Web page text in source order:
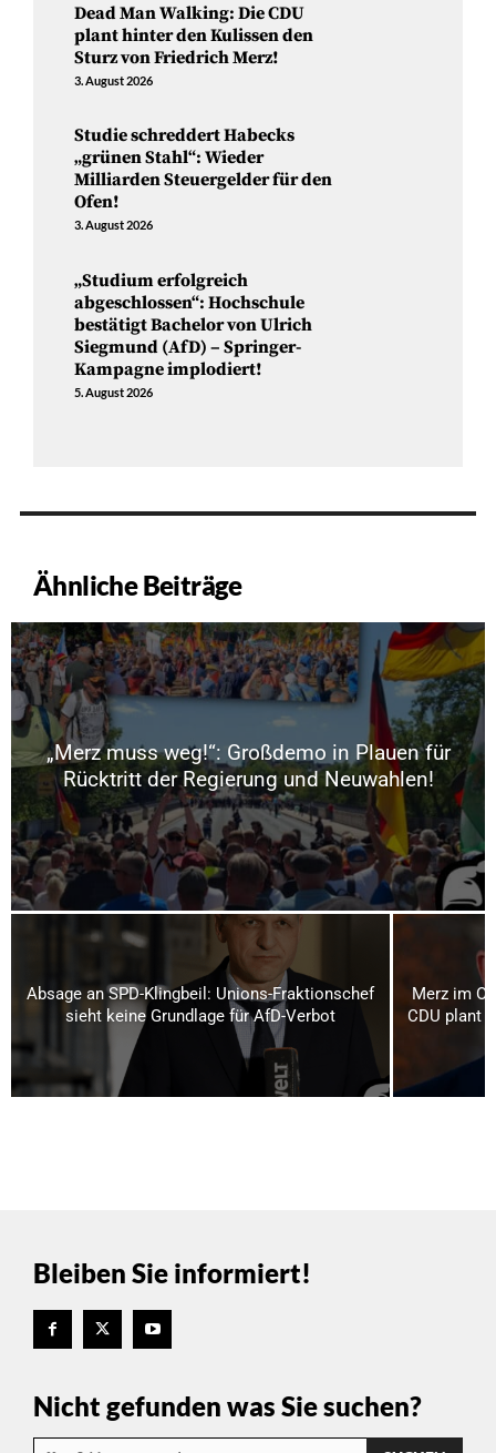
Dead Man Walking: Die CDU
plant hinter den Kulissen den
Sturz von Friedrich Merz!
3. August 2026
Studie schreddert Habecks
„grünen Stahl“: Wieder
Milliarden Steuergelder für den
Ofen!
3. August 2026
„Studium erfolgreich
abgeschlossen“: Hochschule
bestätigt Bachelor von Ulrich
Siegmund (AfD) – Springer-
Kampagne implodiert!
5. August 2026
Ähnliche Beiträge
„Merz muss weg!“: Großdemo in Plauen für
Rücktritt der Regierung und Neuwahlen!
Absage an SPD-Klingbeil: Unions-Fraktionschef
sieht keine Grundlage für AfD-Verbot
Merz im
CDU plant
Bleiben Sie informiert!
Nicht gefunden was Sie suchen?